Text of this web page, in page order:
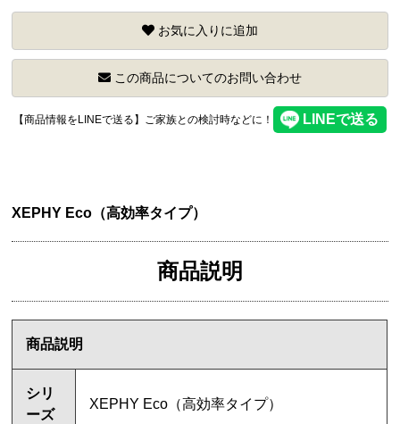
お気に入りに追加
この商品についてのお問い合わせ
【商品情報をLINEで送る】ご家族との検討時などに！
XEPHY Eco（高効率タイプ）
商品説明
商品説明
シリ
ーズ
XEPHY Eco（高効率タイプ）